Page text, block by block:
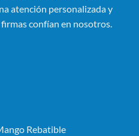
atención personalizada y
firmas confían en nosotros.
Rebatible